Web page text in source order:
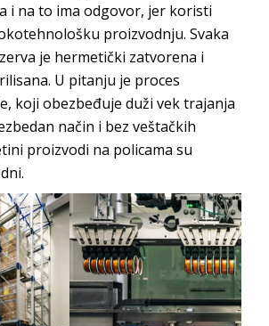
i na to ima odgovor, jer koristi
proizvodnju. Svaka
je hermetički zatvorena i
U pitanju je proces
koji obezbeđuje duži vek trajanja
način i bez veštačkih
proizvodi na policama su